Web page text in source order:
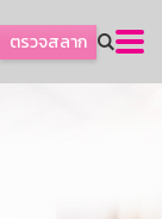
ตรวจสลาก